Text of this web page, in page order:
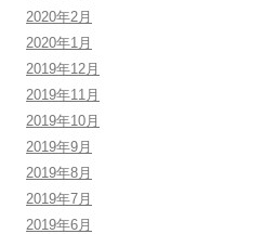
2020年2月
2020年1月
2019年12月
2019年11月
2019年10月
2019年9月
2019年8月
2019年7月
2019年6月